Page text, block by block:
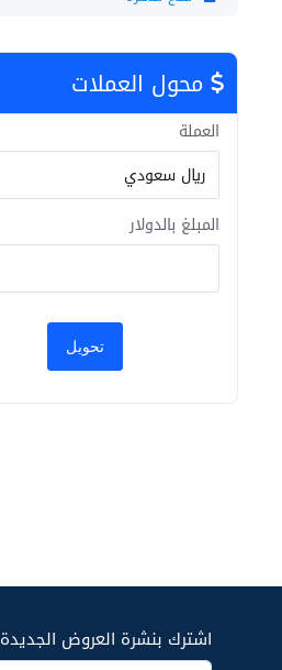
محول العملات
العملة
المبلغ بالدولار
اشترك بنشرة العروض الجديدة